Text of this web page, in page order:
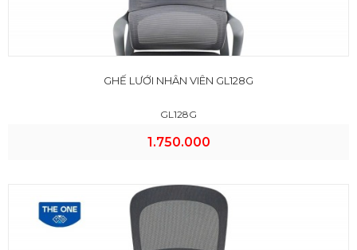
GHẾ LƯỚI NHÂN VIÊN GL128G
GL128G
1.750.000